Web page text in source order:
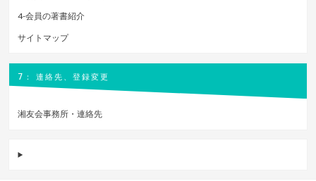
4-会員の著書紹介
サイトマップ
7： 連絡先、登録変更
湘友会事務所・連絡先